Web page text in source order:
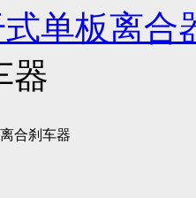
单板离合
器